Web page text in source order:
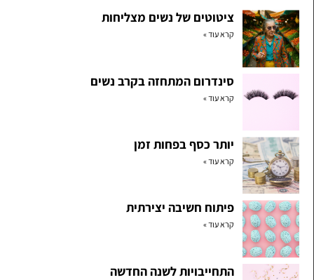
ציטוטים של נשים מצליחות
קרא עוד »
סינדרום המתחזה בקרב נשים
קרא עוד »
יותר כסף בפחות זמן
קרא עוד »
פיתוח חשיבה יצירתית
קרא עוד »
התחייבויות לשנה החדשה